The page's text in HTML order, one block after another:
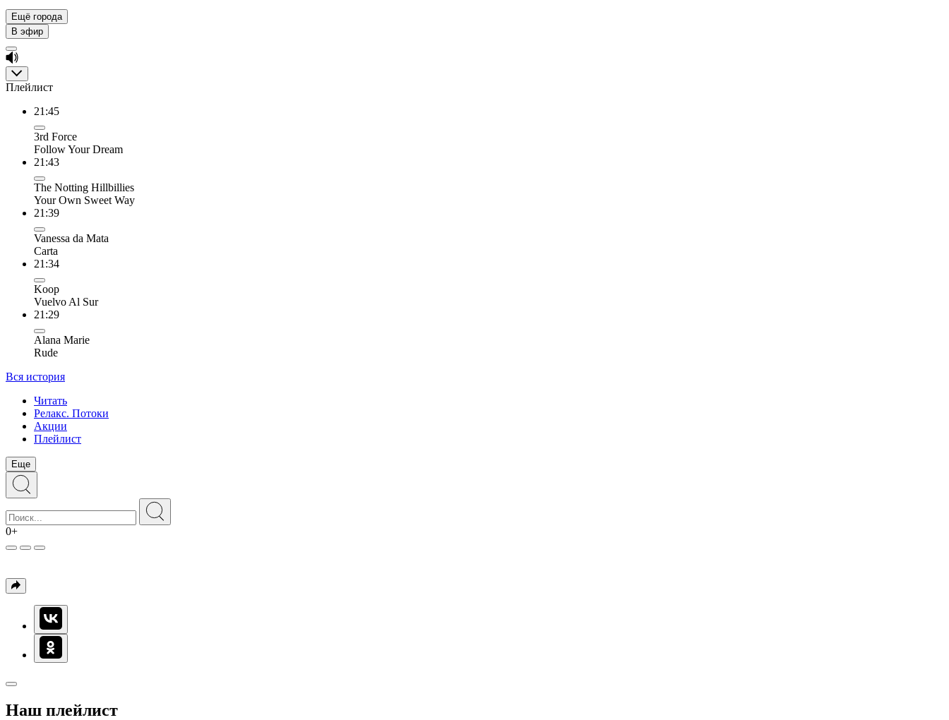
Ещё города
В эфир
Плейлист
21:45
3rd Force
Follow Your Dream
21:43
The Notting Hillbillies
Your Own Sweet Way
21:39
Vanessa da Mata
Carta
21:34
Koop
Vuelvo Al Sur
21:29
Alana Marie
Rude
Вся история
Читать
Релакс. Потоки
Акции
Плейлист
Еще
0+
Наш плейлист